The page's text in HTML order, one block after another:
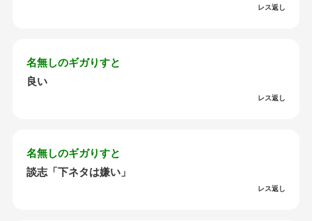
レス返し
名無しのギガりすと
良い
レス返し
名無しのギガりすと
談志「下ネタは嫌い」
レス返し